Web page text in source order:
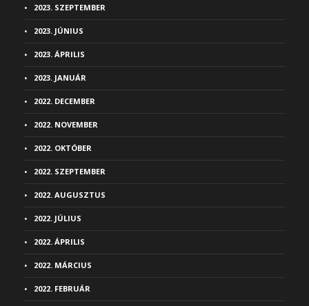
2023. SZEPTEMBER
2023. JÚNIUS
2023. ÁPRILIS
2023. JANUÁR
2022. DECEMBER
2022. NOVEMBER
2022. OKTÓBER
2022. SZEPTEMBER
2022. AUGUSZTUS
2022. JÚLIUS
2022. ÁPRILIS
2022. MÁRCIUS
2022. FEBRUÁR